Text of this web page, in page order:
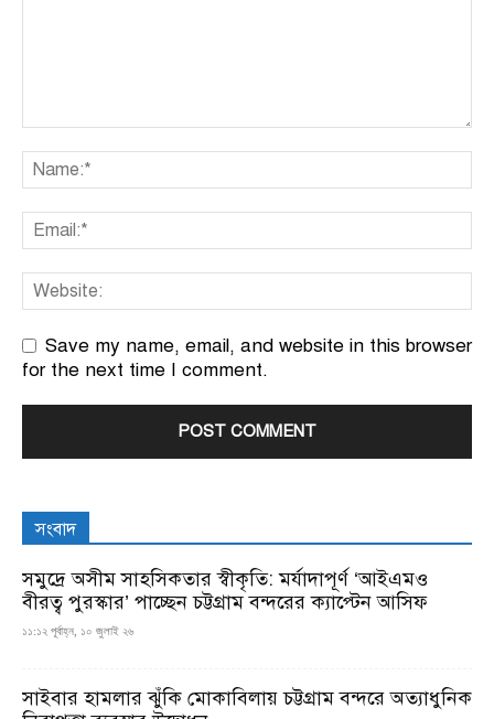
Save my name, email, and website in this browser
for the next time I comment.
সংবাদ
সমুদ্রে অসীম সাহসিকতার স্বীকৃতি: মর্যাদাপূর্ণ ‘আইএমও
বীরত্ব পুরস্কার’ পাচ্ছেন চট্টগ্রাম বন্দরের ক্যাপ্টেন আসিফ
১১:১২ পূর্বাহ্ন, ১০ জুলাই ২৬
সাইবার হামলার ঝুঁকি মোকাবিলায় চট্টগ্রাম বন্দরে অত্যাধুনিক